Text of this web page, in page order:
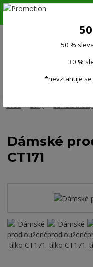
6.-16.8.26. DOVOLENÁ !!! 50
(Po-Pá 9:00-
Úvod Ženy Dámská
Dámské
CT171
50 %
30 %
*nevztahuje se